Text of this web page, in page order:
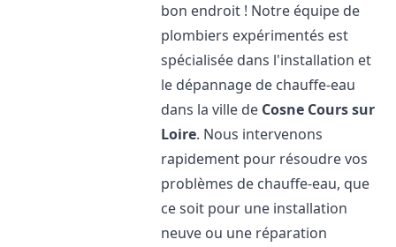
bon endroit ! Notre équipe de
plombiers expérimentés est
spécialisée dans l'installation et
le dépannage de chauffe-eau
dans la ville de Cosne Cours sur
Loire. Nous intervenons
rapidement pour résoudre vos
problèmes de chauffe-eau, que
ce soit pour une installation
neuve ou une réparation